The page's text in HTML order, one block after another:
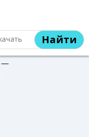
Найти
—